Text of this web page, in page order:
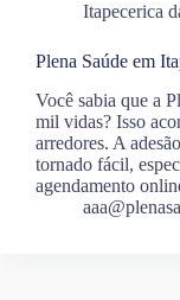
Itapecerica
Plena Saúde em
Você sabia que a
mil vidas? Isso
arredores. A
tornado fácil,
agendamento